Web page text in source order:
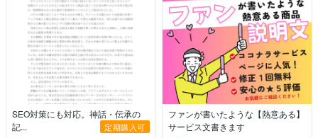
SEO対策にも対応。神話・伝承の
記...
定期購入可
ファンが書いたような【熱意ある】
サービス文書きます